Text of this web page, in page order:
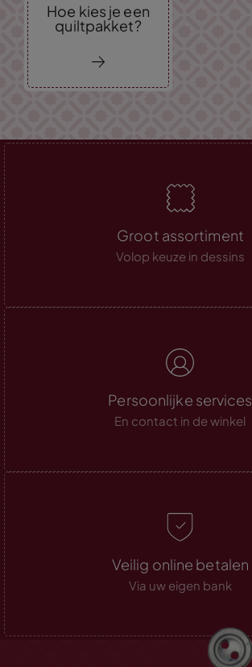
Hoe kies je een
quiltpakket?
Groot assortiment
Volop keuze in dessins
Persoonlijke services
En contact in de winkel
Veilig online betalen
Via uw eigen bank